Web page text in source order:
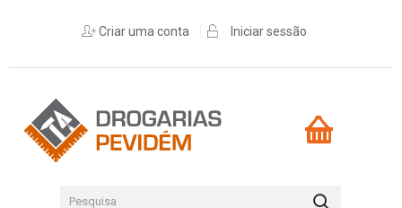
Criar uma conta Iniciar sessão